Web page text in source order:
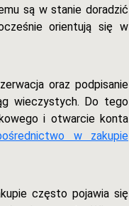
są w stanie doradzić
orientują się w
oraz podpisanie
wieczystych. Do tego
i otwarcie konta
w zakupie
często pojawia się